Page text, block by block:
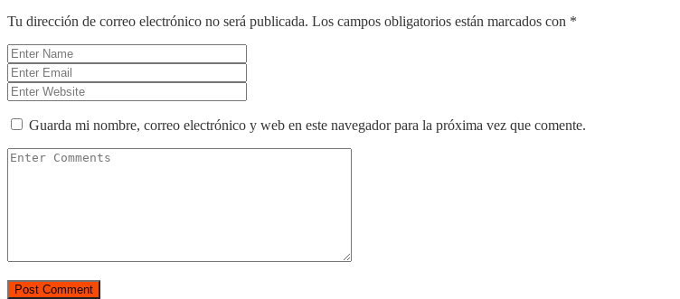
Tu dirección de correo electrónico no será publicada. Los campos obligatorios están marcados con *
Guarda mi nombre, correo electrónico y web en este navegador para la próxima vez que comente.